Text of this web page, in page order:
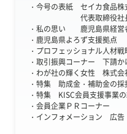
・今号の表紙 セイカ食品株
代表取締役社長 玉
・私の思い 鹿児島県経
・鹿児島県よろず支援拠点
・プロフェッショナル人材戦
・取引振興コーナー 下請か
・わが社の輝く女性 株式
・特集 助成金・補助金の採
・特集 KISC会員支援事業
・会員企業ＰＲコーナー
・インフォメーション 広告